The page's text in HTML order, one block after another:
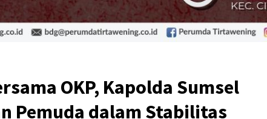
OKP, Kapolda Sumsel
Pemuda dalam Stabilitas